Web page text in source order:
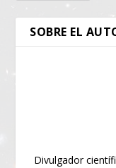
SOBRE EL
Divulgador